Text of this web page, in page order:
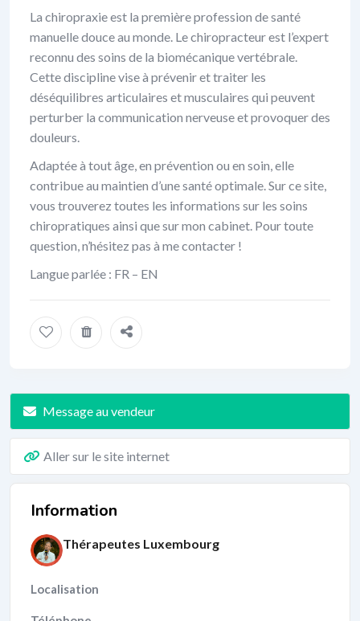
La chiropraxie est la première profession de santé
manuelle douce au monde. Le chiropracteur est l’expert
reconnu des soins de la biomécanique vertébrale.
Cette discipline vise à prévenir et traiter les
déséquilibres articulaires et musculaires qui peuvent
perturber la communication nerveuse et provoquer des
douleurs.
Adaptée à tout âge, en prévention ou en soin, elle
contribue au maintien d’une santé optimale. Sur ce site,
vous trouverez toutes les informations sur les soins
chiropratiques ainsi que sur mon cabinet. Pour toute
question, n’hésitez pas à me contacter !
Langue parlée : FR – EN
Message au vendeur
Aller sur le site internet
Information
Thérapeutes Luxembourg
Localisation